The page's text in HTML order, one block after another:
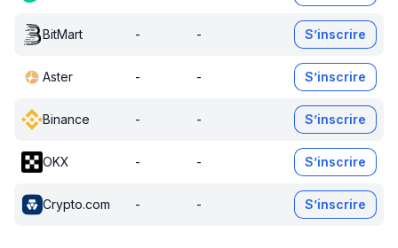
BitMart - - S’inscrire
Aster - - S’inscrire
Binance - - S’inscrire
OKX - - S’inscrire
Crypto.com - - S’inscrire